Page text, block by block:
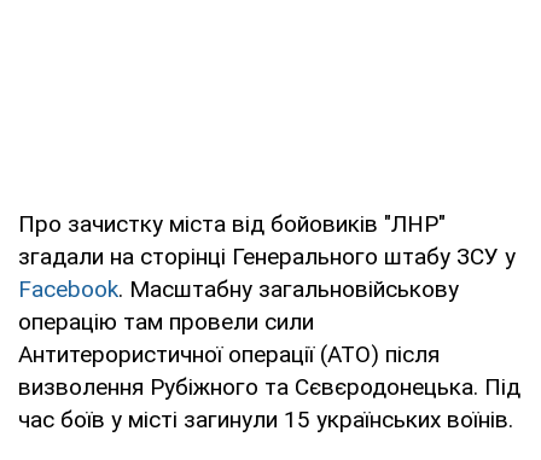
Про зачистку міста від бойовиків "ЛНР"
згадали на сторінці Генерального штабу ЗСУ у
Facebook. Масштабну загальновійськову
операцію там провели сили
Антитерористичної операції (АТО) після
визволення Рубіжного та Сєвєродонецька. Під
час боїв у місті загинули 15 українських воїнів.